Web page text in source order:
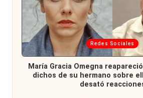
Publicada
en
Redes Sociales
María Gracia Omegna
dichos de su hermano sobre
desató